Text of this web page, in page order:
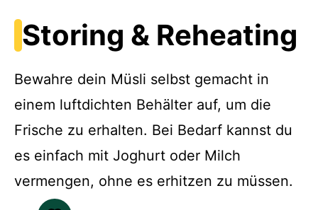
Storing & Reheating
Bewahre dein Müsli selbst gemacht in
einem luftdichten Behälter auf, um die
Frische zu erhalten. Bei Bedarf kannst du
es einfach mit Joghurt oder Milch
vermengen, ohne es erhitzen zu müssen.